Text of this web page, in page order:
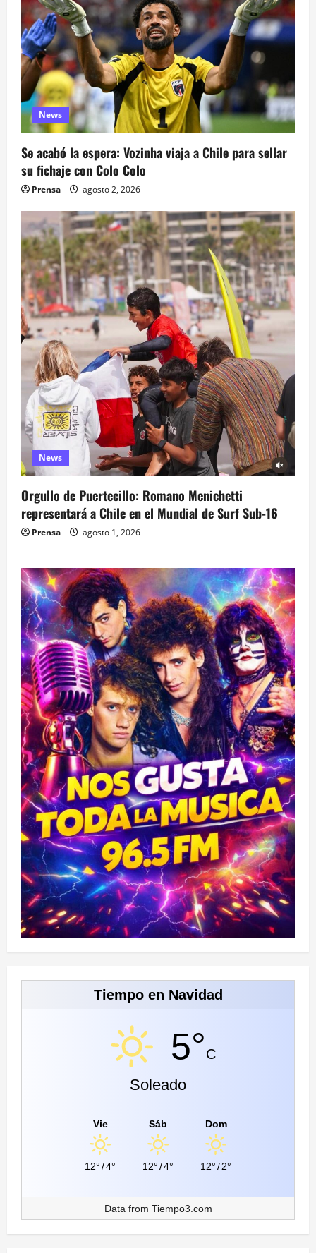
d
a
s
News
Se acabó la espera: Vozinha viaja a Chile para sellar
su fichaje con Colo Colo
Prensa agosto 2, 2026
News
Orgullo de Puertecillo: Romano Menichetti
representará a Chile en el Mundial de Surf Sub-16
Prensa agosto 1, 2026
Tiempo en Navidad
5°C
Soleado
Vie
12°/4°
Sáb
12°/4°
Dom
12°/2°
Data from Tiempo3.com